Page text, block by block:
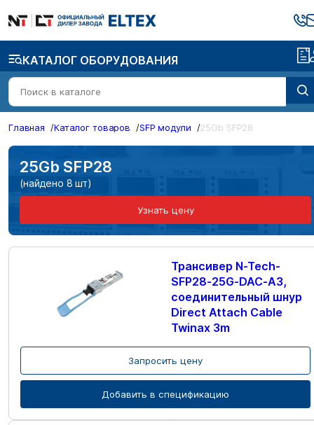
КАТАЛОГ ОБОРУДОВАНИЯ
Главная /Каталог товаров /SFP модули /25Gb SFP28
25Gb SFP28
(найдено 8 шт)
Узнать цену
Трансивер N-Tech-
SFP28-25G-DAC-A3,
соединительный шнур
Direct Attach Cable
Twinax 3m
Запросить цену
Добавить в спецификацию